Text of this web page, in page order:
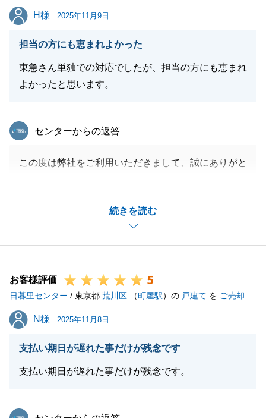
H様
H様 2025年11月9日
担当の方にも恵まれよかった
東急さん単独での対応でしたが、担当の方にも恵まれ
よかったと思います。
続きを読む
東急リバブル
センターからの返答
この度は弊社をご利用いただきまして、誠にありがと
ご決済を迎えることができました。重ね重ね御礼申し
今後とも何かございましたらいつでもご用命ください
お客様評価 5
日暮里センター / 東京都 荒川区 （町屋駅）の 戸建て を ご売却
N様
N様 2025年11月8日
支払い期日が遅れた事だけが残念です
支払い期日が遅れた事だけが残念です。
東急リバブル